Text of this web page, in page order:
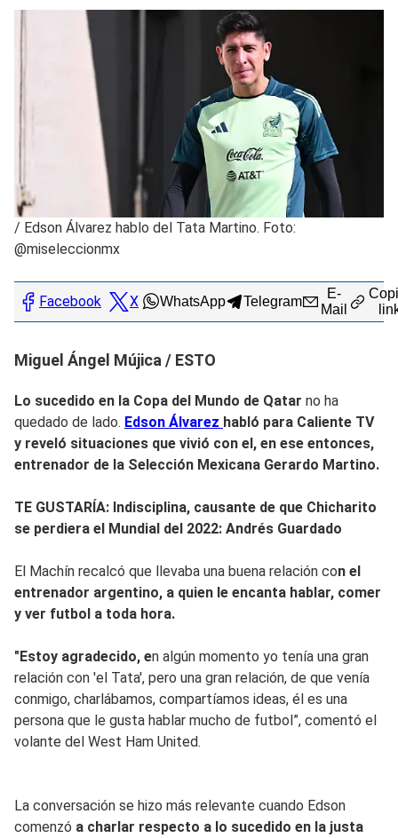
/ Edson Álvarez hablo del Tata Martino. Foto:
@miseleccionmx
Facebook X WhatsApp Telegram
E-
Mail
Miguel Ángel Mújica / ESTO
Lo sucedido en la Copa del Mundo de Qatar no ha
quedado de lado. Edson Álvarez habló para Caliente TV
y reveló situaciones que vivió con el, en ese entonces,
entrenador de la Selección Mexicana Gerardo Martino.
TE GUSTARÍA: Indisciplina, causante de que Chicharito
se perdiera el Mundial del 2022: Andrés Guardado
El Machín recalcó que llevaba una buena relación con el
entrenador argentino, a quien le encanta hablar, comer
y ver futbol a toda hora.
"Estoy agradecido, en algún momento yo tenía una gran
relación con 'el Tata', pero una gran relación, de que venía
conmigo, charlábamos, compartíamos ideas, él es una
persona que le gusta hablar mucho de futbol”, comentó el
volante del West Ham United.
La conversación se hizo más relevante cuando Edson
comenzó a charlar respecto a lo sucedido en la justa